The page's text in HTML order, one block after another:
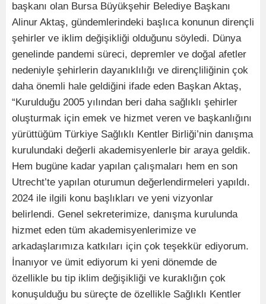
başkanı olan Bursa Büyükşehir Belediye Başkanı
Alinur Aktaş, gündemlerindeki başlıca konunun dirençli
şehirler ve iklim değişikliği olduğunu söyledi. Dünya
genelinde pandemi süreci, depremler ve doğal afetler
nedeniyle şehirlerin dayanıklılığı ve dirençliliğinin çok
daha önemli hale geldiğini ifade eden Başkan Aktaş,
“Kurulduğu 2005 yılından beri daha sağlıklı şehirler
oluşturmak için emek ve hizmet veren ve başkanlığını
yürüttüğüm Türkiye Sağlıklı Kentler Birliği’nin danışma
kurulundaki değerli akademisyenlerle bir araya geldik.
Hem bugüne kadar yapılan çalışmaları hem en son
Utrecht’te yapılan oturumun değerlendirmeleri yapıldı.
2024 ile ilgili konu başlıkları ve yeni vizyonlar
belirlendi. Genel sekreterimize, danışma kurulunda
hizmet eden tüm akademisyenlerimize ve
arkadaşlarımıza katkıları için çok teşekkür ediyorum.
İnanıyor ve ümit ediyorum ki yeni dönemde de
özellikle bu tip iklim değişikliği ve kuraklığın çok
konuşulduğu bu süreçte de özellikle Sağlıklı Kentler